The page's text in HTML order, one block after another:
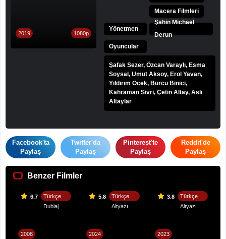
2019 1080p
Macera Filmleri
Yönetmen
Şahin Michael
Derun
Oyuncular
Şafak Sezer, Özcan Varaylı, Esma
Soysal, Umut Aksoy, Erol Yavan,
Yıldırım Öcek, Burcu Binici,
Kahraman Sivri, Çetin Altay, Aslı
Altaylar
Facebook'ta
Paylaş
Twitter'da
Paylaş
Pinterest'te
Paylaş
Reddit'de
Paylaş
Benzer Filmler
6.7
Türkçe
Dublaj
2008
5.8
Türkçe
Altyazı
2024
3.8
Türkçe
Altyazı
2023